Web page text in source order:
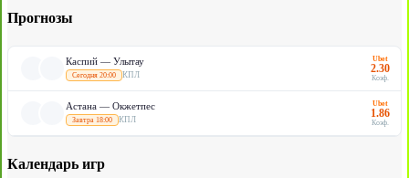
Прогнозы
Каспий — Улытау
Сегодня 20:00 КПЛ
Ubet
2.30
Коэф.
Астана — Окжетпес
Завтра 18:00 КПЛ
Ubet
1.86
Коэф.
Календарь игр